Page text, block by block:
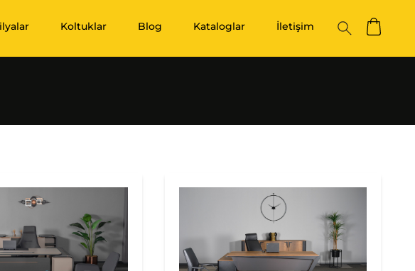
Koltuklar Blog Kataloglar İletişim